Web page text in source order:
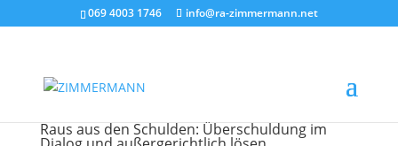
069 4003 1746 info@ra-zimmermann.net
Raus aus den Schulden: Überschuldung im